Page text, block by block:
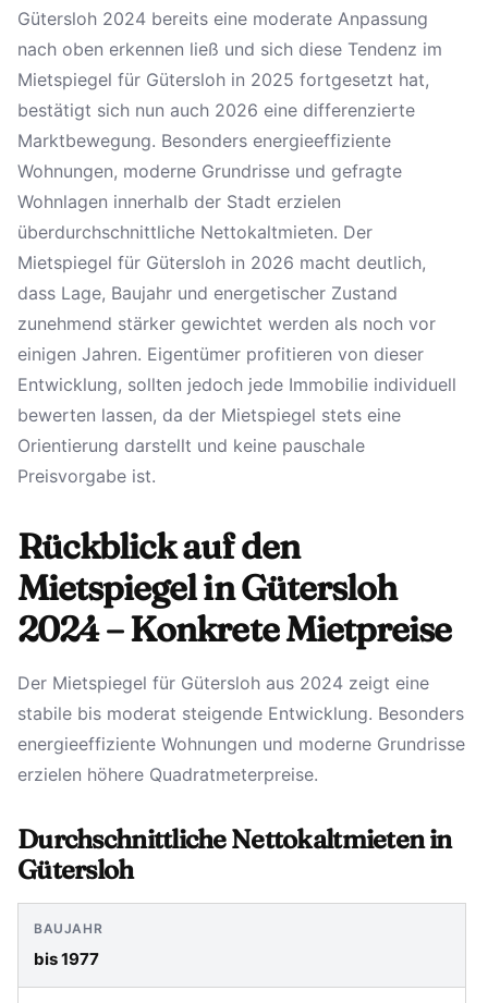
Gütersloh 2024 bereits eine moderate Anpassung
nach oben erkennen ließ und sich diese Tendenz im
Mietspiegel für Gütersloh in 2025 fortgesetzt hat,
bestätigt sich nun auch 2026 eine differenzierte
Marktbewegung. Besonders energieeffiziente
Wohnungen, moderne Grundrisse und gefragte
Wohnlagen innerhalb der Stadt erzielen
überdurchschnittliche Nettokaltmieten. Der
Mietspiegel für Gütersloh in 2026 macht deutlich,
dass Lage, Baujahr und energetischer Zustand
zunehmend stärker gewichtet werden als noch vor
einigen Jahren. Eigentümer profitieren von dieser
Entwicklung, sollten jedoch jede Immobilie individuell
bewerten lassen, da der Mietspiegel stets eine
Orientierung darstellt und keine pauschale
Preisvorgabe ist.
Rückblick auf den
Mietspiegel in Gütersloh
2024 – Konkrete Mietpreise
Der Mietspiegel für Gütersloh aus 2024 zeigt eine
stabile bis moderat steigende Entwicklung. Besonders
energieeffiziente Wohnungen und moderne Grundrisse
erzielen höhere Quadratmeterpreise.
Durchschnittliche Nettokaltmieten in
Gütersloh
bis 1977